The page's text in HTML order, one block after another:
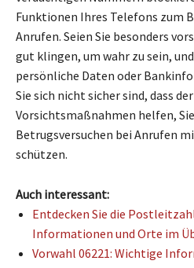
Funktionen Ihres Telefons zum
Anrufen. Seien Sie besonders
gut klingen, um wahr zu sein,
persönliche Daten oder
Sie sich nicht sicher sind, dass
Vorsichtsmaßnahmen helfen,
Betrugsversuchen bei Anrufen
schützen.
Auch interessant:
Entdecken Sie die
Informationen und Orte im
Vorwahl 06221: Wichtige